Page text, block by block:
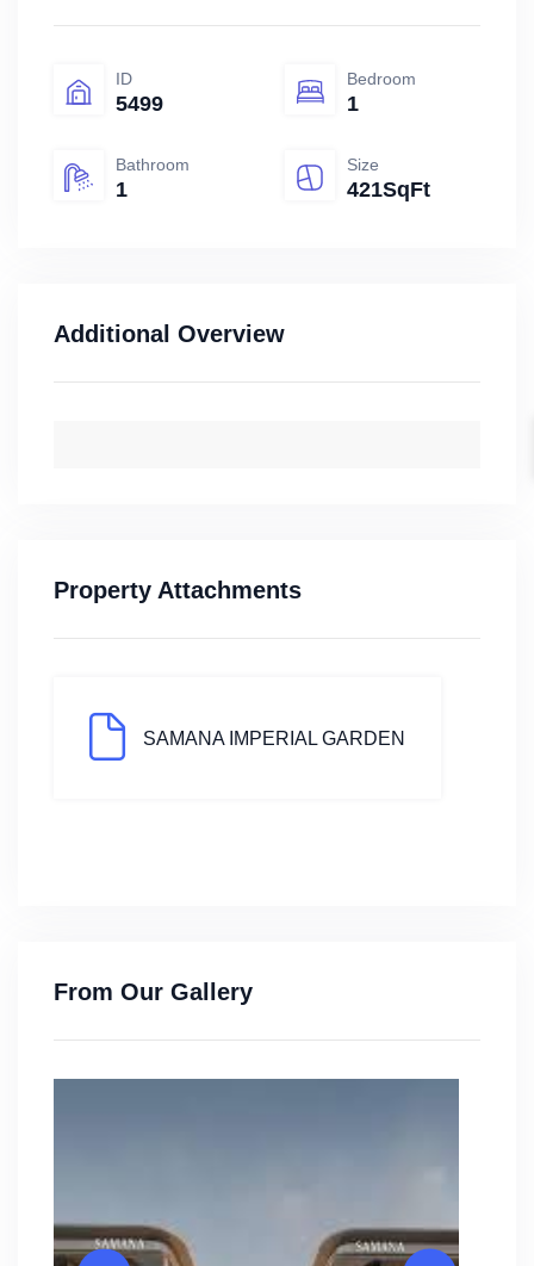
ID
5499
Bedroom
1
Bathroom
1
Size
421SqFt
Additional Overview
Property Attachments
SAMANA IMPERIAL GARDEN
From Our Gallery